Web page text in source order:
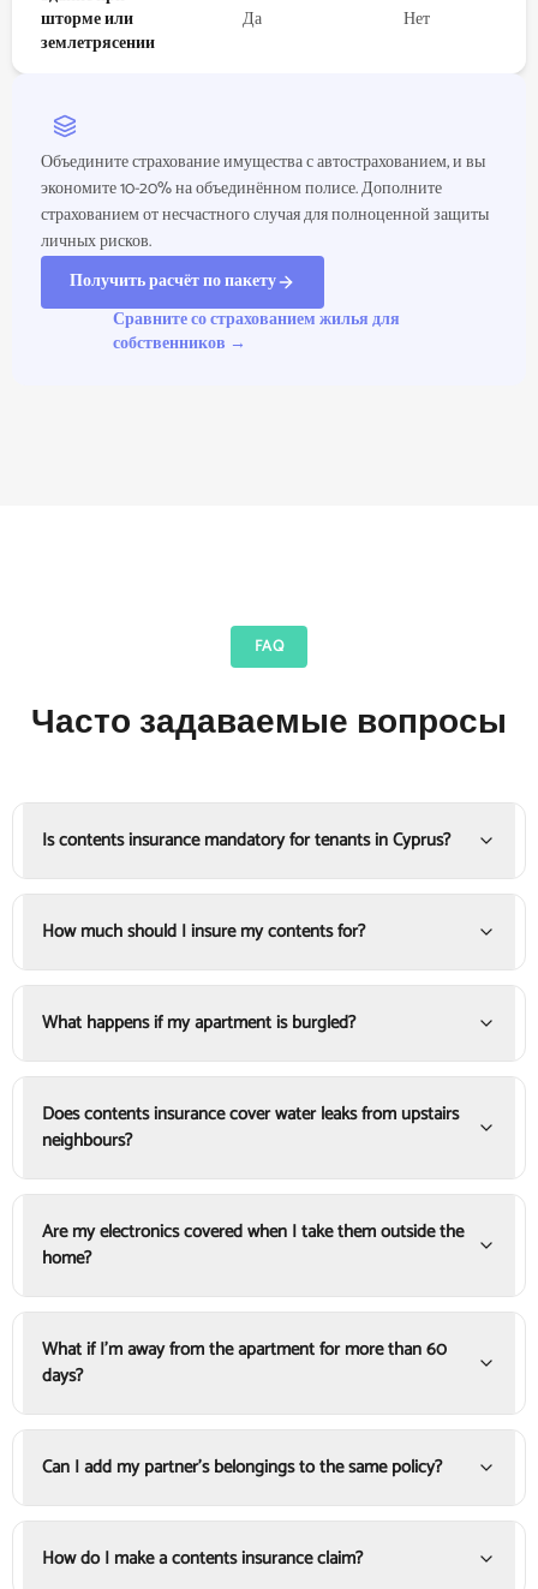
шторме или
землетрясении
Да Нет
Объедините страхование имущества с автострахованием, и вы
экономите 10-20% на объединённом полисе. Дополните
страхованием от несчастного случая для полноценной защиты
личных рисков.
Получить расчёт по пакету
Сравните со страхованием жилья для
собственников →
FAQ
Часто задаваемые вопросы
Is contents insurance mandatory for tenants in Cyprus?
How much should I insure my contents for?
What happens if my apartment is burgled?
Does contents insurance cover water leaks from upstairs
neighbours?
Are my electronics covered when I take them outside the
home?
What if I'm away from the apartment for more than 60
days?
Can I add my partner's belongings to the same policy?
How do I make a contents insurance claim?